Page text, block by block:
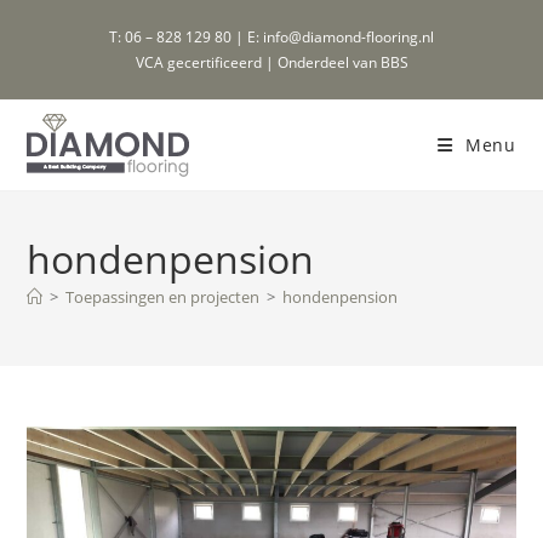
T: 06 – 828 129 80 | E: info@diamond-flooring.nl
VCA gecertificeerd | Onderdeel van BBS
Menu
hondenpension
> Toepassingen en projecten > hondenpension